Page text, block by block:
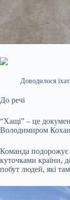
Доводилося
До речі
“Хащі” – це
Володимиром
Команда подорожує
куточками країни,
побут людей, які